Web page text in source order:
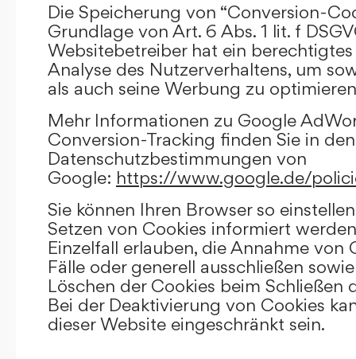
Die Speicherung von “Conversion-
Grundlage von Art. 6 Abs. 1 lit. f
Websitebetreiber hat ein berechtigtes
Analyse des Nutzerverhaltens, um
als auch seine Werbung zu
Mehr Informationen zu Google
Conversion-Tracking finden Sie in den
Datenschutzbestimmungen von
Google: https://www.google.de/
Sie können Ihren Browser so
Setzen von Cookies informiert
Einzelfall erlauben, die Annahme von
Fälle oder generell ausschließen
Löschen der Cookies beim Schließen
Bei der Deaktivierung von Cookies
dieser Website eingeschränkt sein.